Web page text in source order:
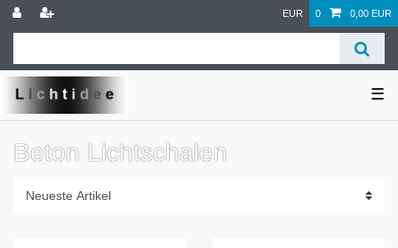
EUR 0 0,00 EUR
☰
Beton Lichtschalen